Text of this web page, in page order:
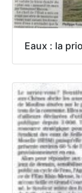
Eaux : la